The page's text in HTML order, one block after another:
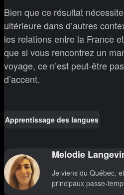
Bien que ce résultat
ultérieure dans d’autres
les relations entre la France
que si vous rencontrez un
voyage, ce n’est peut-être
d’accent.
Apprentissage des langues
Melodie
Je viens du Québec,
principaux passe-